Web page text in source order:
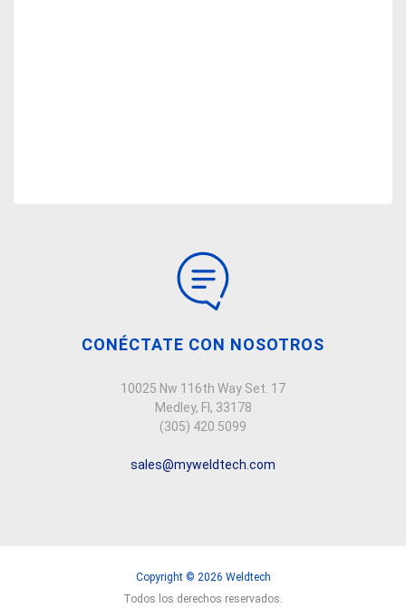
CONÉCTATE CON NOSOTROS
10025 Nw 116th Way Set. 17
Medley, Fl, 33178
(305) 420.5099
sales@myweldtech.com
Copyright © 2026 Weldtech
Todos los derechos reservados.